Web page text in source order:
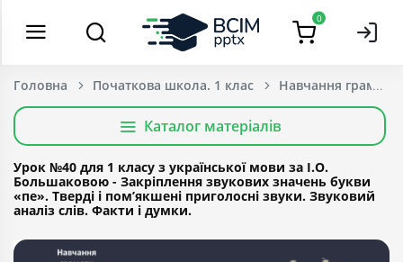
0
Головна Початкова школа. 1 клас Навчання грамоти
Каталог матеріалів
Урок №40 для 1 класу з української мови за І.О.
Большаковою - Закріплення звукових значень букви
«пе». Тверді і пом’якшені приголосні звуки. Звуковий
аналіз слів. Факти і думки.